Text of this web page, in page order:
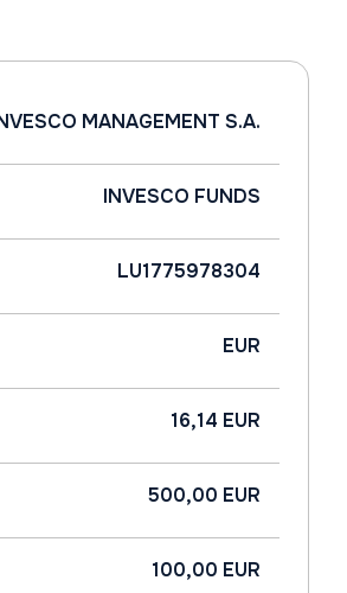
MANAGEMENT S.A.
INVESCO FUNDS
LU1775978304
EUR
16,14 EUR
500,00 EUR
100,00 EUR